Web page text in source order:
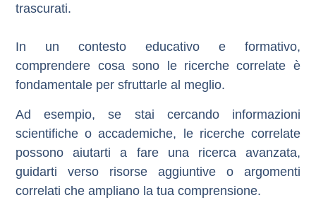
trascurati.
In un contesto educativo e formativo,
comprendere cosa sono le ricerche correlate è
fondamentale per sfruttarle al meglio.
Ad esempio, se stai cercando informazioni
scientifiche o accademiche, le ricerche correlate
possono aiutarti a fare una ricerca avanzata,
guidarti verso risorse aggiuntive o argomenti
correlati che ampliano la tua comprensione.